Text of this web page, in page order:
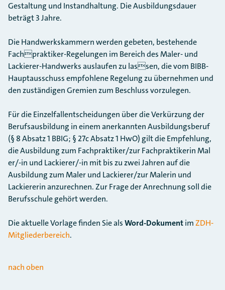
Gestaltung und Instandhaltung. Die Ausbildungsdauer
beträgt 3 Jahre.
Die Handwerkskammern werden gebeten, bestehende
Fachpraktiker-Regelungen im Bereich des Maler- und
Lackierer-Handwerks auslaufen zu lassen, die vom BIBB-
Hauptausschuss empfohlene Regelung zu übernehmen und
den zuständigen Gremien zum Beschluss vorzulegen.
Für die Einzelfallentscheidungen über die Verkürzung der
Berufsausbildung in einem anerkannten Ausbildungsberuf
(§ 8 Absatz 1 BBIG; § 27c Absatz 1 HwO) gilt die Empfehlung,
die Ausbildung zum Fachpraktiker/zur Fachpraktikerin Mal
er/-in und Lackierer/-in mit bis zu zwei Jahren auf die
Ausbildung zum Maler und Lackierer/zur Malerin und
Lackiererin anzurechnen. Zur Frage der Anrechnung soll die
Berufsschule gehört werden.
Die aktuelle Vorlage finden Sie alsWord-DokumentimZDH-
Mitgliederbereich.
nach oben